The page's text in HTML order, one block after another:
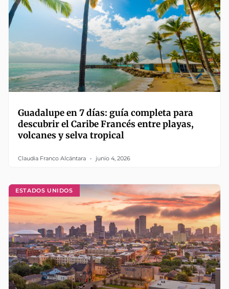
Guadalupe en 7 días: guía completa para
descubrir el Caribe Francés entre playas,
volcanes y selva tropical
Claudia Franco Alcántara junio 4, 2026
ESTADOS UNIDOS